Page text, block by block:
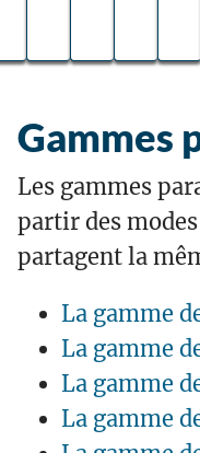
Gammes
Les gammes
partir des
partagent la
La gamme
La gamme
La gamme
La gamme